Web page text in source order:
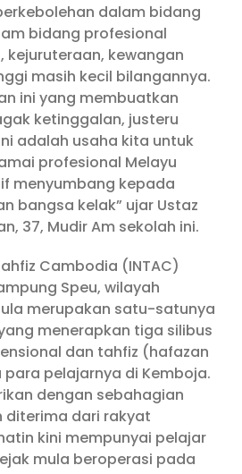
dalam bidang
bidang profesional
kejuruteraan, kewangan
masih kecil bilangannya.
ini yang membuatkan
ketinggalan, justeru
adalah usaha kita untuk
profesional Melayu
menyumbang kepada
bangsa kelak” ujar Ustaz
37, Mudir Am sekolah ini.
Cambodia (INTAC)
Speu, wilayah
merupakan satu-satunya
menerapkan tiga silibus
dan tahfiz (hafazan
pelajarnya di Kemboja.
dengan sebahagian
diterima dari rakyat
kini mempunyai pelajar
mula beroperasi pada